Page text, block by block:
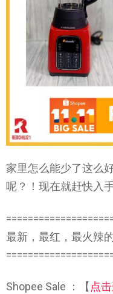
家里怎么能少了这么
呢？！现在就赶快入
最新，最红，最火辣
Shopee Sale ：【 点